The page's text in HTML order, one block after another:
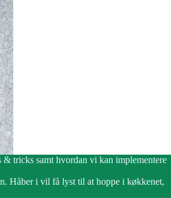
tricks samt hvordan vi kan implementere
Håber i vil få lyst til at hoppe i køkkenet,